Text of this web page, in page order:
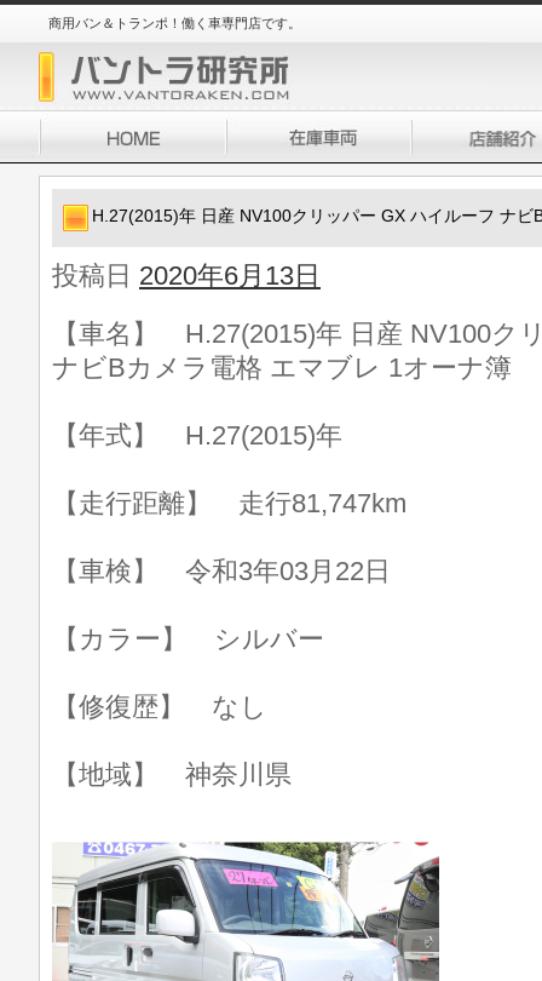
商用バン＆トランポ！働く車専門店です。
H.27(2015)年 日産 NV100クリッパー GX ハイルーフ ナビ
投稿日 2020年6月13日
【車名】 H.27(2015)年 日産 NV100ク
ナビBカメラ電格 エマブレ 1オーナ簿
【年式】 H.27(2015)年
【走行距離】 走行81,747km
【車検】 令和3年03月22日
【カラー】 シルバー
【修復歴】 なし
【地域】 神奈川県